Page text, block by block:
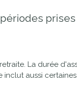
La durée
inclut aussi certaines